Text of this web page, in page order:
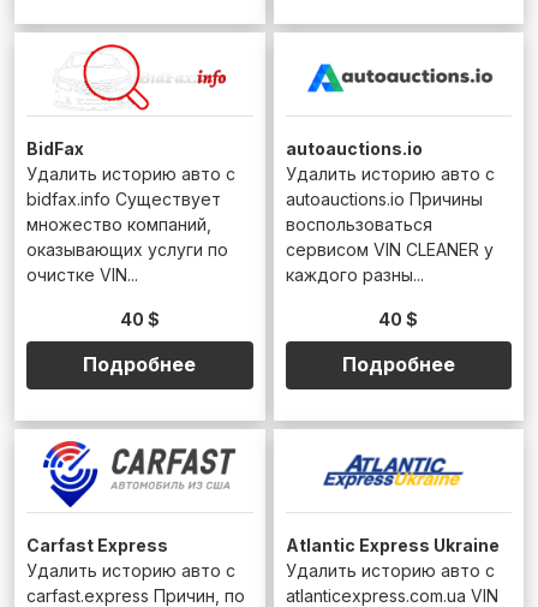
BidFax
Удалить историю авто с
bidfax.info Существует
множество компаний,
оказывающих услуги по
очистке VIN...
40 $
Подробнее
autoauctions.io
Удалить историю авто с
autoauctions.io Причины
воспользоваться
сервисом VIN CLEANER у
каждого разны...
40 $
Подробнее
Carfast Express
Удалить историю авто с
carfast.express Причин, по
Atlantic Express Ukraine
Удалить историю авто с
atlanticexpress.com.ua VIN